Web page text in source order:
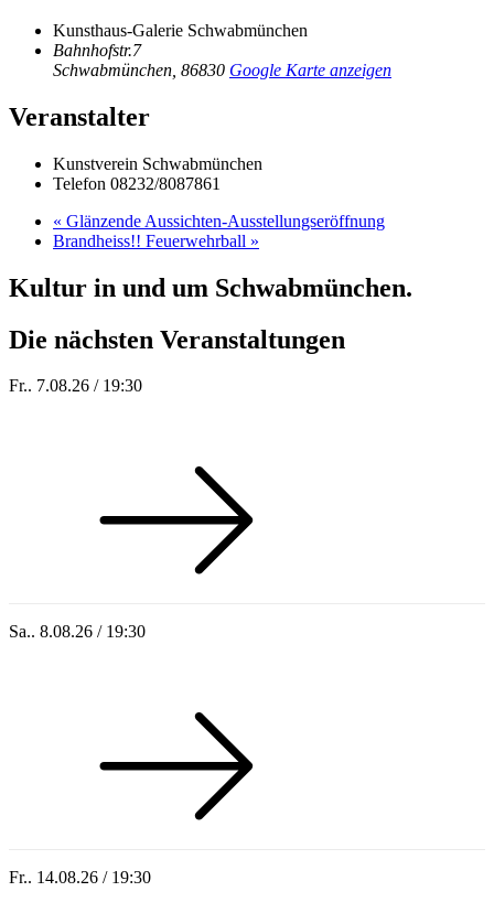
Kunsthaus-Galerie Schwabmünchen
Bahnhofstr.7
Schwabmünchen 86830 Google Karte anzeigen
Veranstalter
Kunstverein Schwabmünchen
Telefon 08232/8087861
« Glänzende Aussichten-Ausstellungseröffnung
Brandheiss!! Feuerwehrball »
Kultur in und um Schwabmünchen.
Die nächsten Veranstaltungen
Fr.. 7.08.26 / 19:30
Sa.. 8.08.26 / 19:30
Fr.. 14.08.26 / 19:30